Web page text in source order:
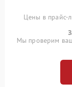
Цены в прайс-
Мы проверим